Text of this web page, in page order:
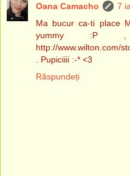
Oana Camacho
7
Ma bucur ca-ti place
yummy :P ,
http://www.wilton.com/
. Pupiciiii :-* <3
Răspundeți